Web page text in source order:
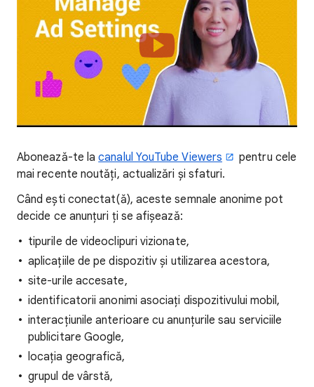
Abonează-te lacanalul YouTube Viewers
pentru cele
mai recente noutăți, actualizări și sfaturi.
Când ești conectat(ă), aceste semnale anonime pot
decide ce anunțuri ți se afișează:
tipurile de videoclipuri vizionate,
aplicațiile de pe dispozitiv și utilizarea acestora,
site-urile accesate,
identificatorii anonimi asociați dispozitivului mobil,
interacțiunile anterioare cu anunțurile sau serviciile
publicitare Google,
locația geografică,
grupul de vârstă,